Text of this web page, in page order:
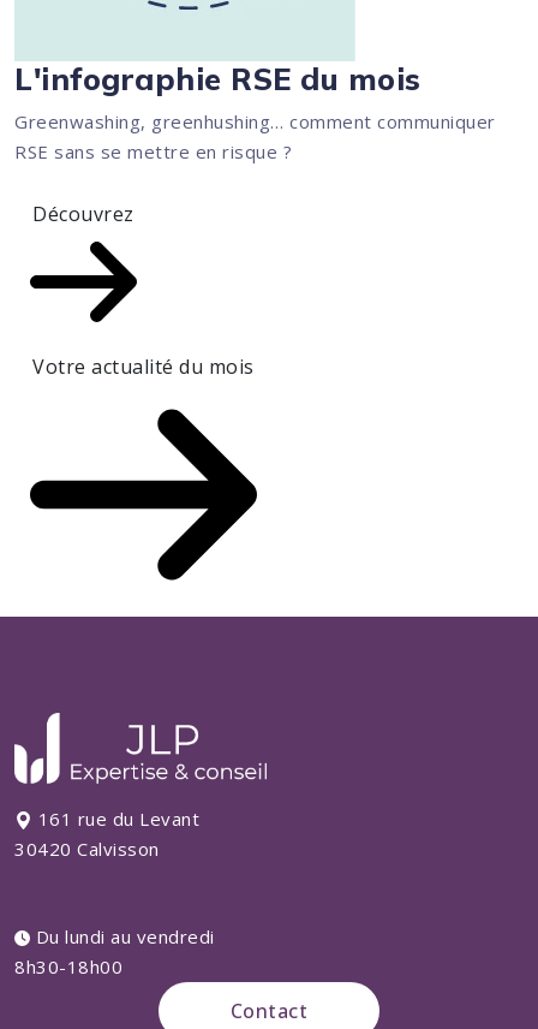
L'infographie RSE du mois
Greenwashing, greenhushing… comment communiquer
RSE sans se mettre en risque ?
Découvrez
Votre actualité du mois
161 rue du Levant
30420 Calvisson
Du lundi au vendredi
8h30-18h00
Contact